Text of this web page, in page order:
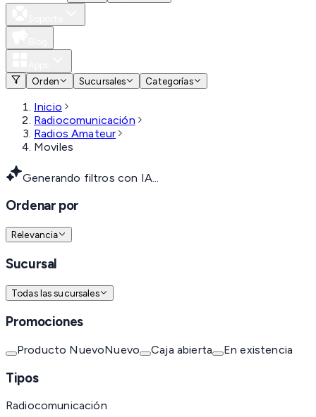
Orden
Sucursales Categorías
Inicio
Radiocomunicación
Radios Amateur
Moviles
Generando filtros con IA...
Ordenar por
Relevancia
Sucursal
Todas las sucursales
Promociones
Producto NuevoNuevo Caja abierta En existencia
Tipos
Radiocomunicación